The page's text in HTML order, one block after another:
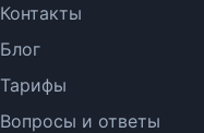
Контакты
Блог
Тарифы
Вопросы и ответы